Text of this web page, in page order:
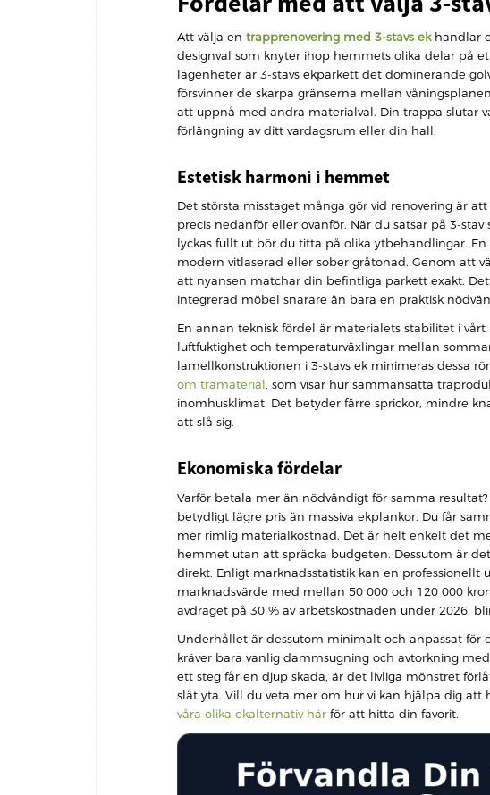
Att välja en trapprenovering med 3-stavs ekhandlar
designval som knyter ihop hemmets olika delar på
lägenheter är 3-stavs ekparkett det dominerande
försvinner de skarpa gränserna mellan
att uppnå med andra materialval. Din trappa slutar
förlängning av ditt vardagsrum eller din hall.
Estetisk harmoni i hemmet
Det största misstaget många gör vid renovering är
precis nedanför eller ovanför. När du satsar på 3-
lyckas fullt ut bör du titta på olika ytbehandlingar.
modern vitlaserad eller sober gråtonad. Genom att
att nyansen matchar din befintliga parkett exakt.
integrerad möbel snarare än bara en praktisk
En annan teknisk fördel är materialets stabilitet i
luftfuktighet och temperaturväxlingar mellan
lamellkonstruktionen i 3-stavs ek minimeras dessa
om trämaterial, som visar hur sammansatta
inomhusklimat. Det betyder färre sprickor, mindre
att slå sig.
Ekonomiska fördelar
Varför betala mer än nödvändigt för samma
betydligt lägre pris än massiva ekplankor. Du får
mer rimlig materialkostnad. Det är helt enkelt det
hemmet utan att spräcka budgeten. Dessutom är
direkt. Enligt marknadsstatistik kan en professionellt
marknadsvärde med mellan 50 000 och 120 000
avdraget på 30 % av arbetskostnaden under 2026,
Underhållet är dessutom minimalt och anpassat för
kräver bara vanlig dammsugning och avtorkning
ett steg får en djup skada, är det livliga mönstret
slät yta. Vill du veta mer om hur vi kan hjälpa dig
våra olika ekalternativ här för att hitta din favorit.